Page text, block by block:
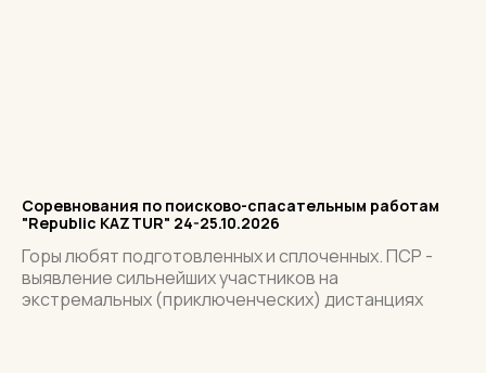
Соревнования по поисково-спасательным работам
"Republic KAZTUR" 24-25.10.2026
Горы любят подготовленных и сплоченных. ПСР -
выявление сильнейших участников на
экстремальных (приключенческих) дистанциях